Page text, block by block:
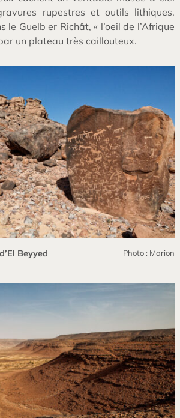
rupestres et outils lithiques.
le Guelb er Richât, « l’oeil de l’Afrique
un plateau très caillouteux.
Beyyed Photo : Marion